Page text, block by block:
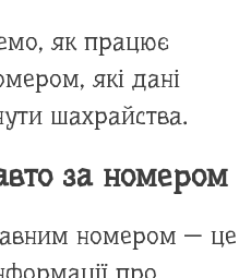
як працює
які дані
шахрайства.
за номером
номером — це